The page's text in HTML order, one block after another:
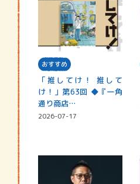
おすすめ
「推してけ！ 推して
け！」第63回 ◆『一角
通り商店…
2026-07-17